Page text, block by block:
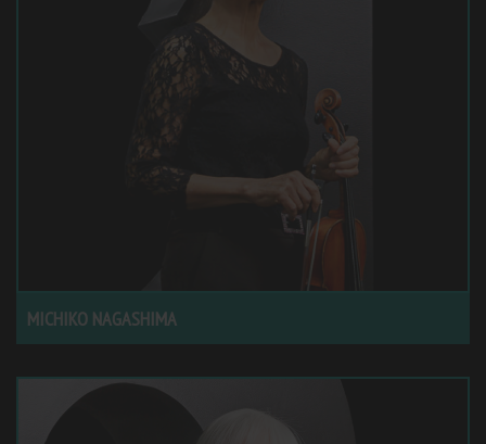
MICHIKO NAGASHIMA